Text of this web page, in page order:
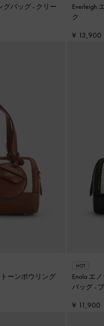
グバッグ - クリー
Everleigh
ク
¥ 13,900
ーンボウリング
HOT
Enola エ
バッグ -
¥ 11,900